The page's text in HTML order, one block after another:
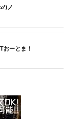
ノ
おーとま！